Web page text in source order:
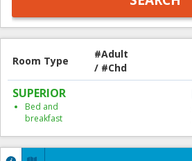
Room Type
#Adult
/ #Chd
SUPERIOR
Bed and
breakfast